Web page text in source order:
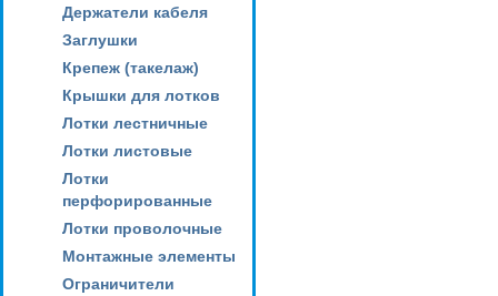
Держатели кабеля
Заглушки
Крепеж (такелаж)
Крышки для лотков
Лотки лестничные
Лотки листовые
Лотки
перфорированные
Лотки проволочные
Монтажные элементы
Ограничители